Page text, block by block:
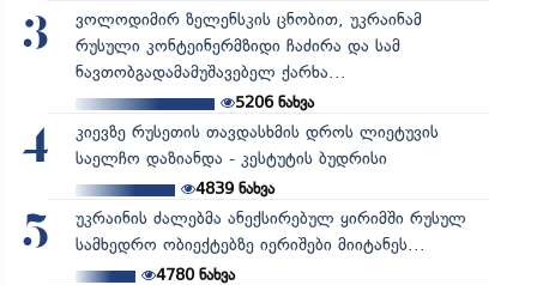
3
ვოლოდიმირ ზელენსკის ცნობით, უკრაინამ
რუსული კონტეინერმზიდი ჩაძირა და სამ
ნავთობგადამამუშავებელ ქარხა...
5206ნახვა
4
კიევზე რუსეთის თავდასხმის დროს ლიეტუვის
საელჩო დაზიანდა - კესტუტის ბუდრისი
4839ნახვა
5
უკრაინის ძალებმა ანექსირებულ ყირიმში რუსულ
სამხედრო ობიექტებზე იერიშები მიიტანეს...
4780ნახვა